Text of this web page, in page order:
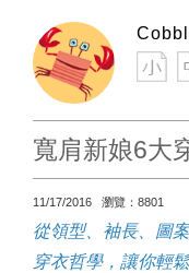
寬肩新娘6大
11/17/2016 瀏覽：8801
從領型、袖長、圖
穿衣哲學，讓你輕